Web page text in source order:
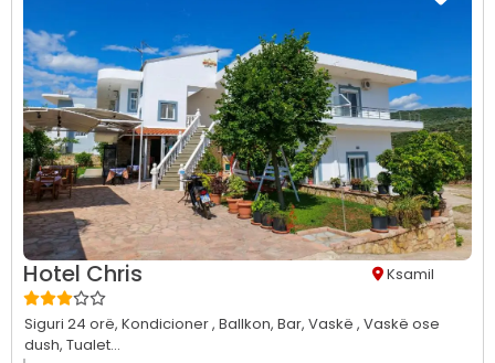
Hotel Chris Ksamil
Siguri 24 orë, Kondicioner , Ballkon, Bar, Vaskë , Vaskë ose
dush, Tualet...